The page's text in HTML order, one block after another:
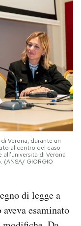
Verona, durante un
al centro del caso
di Verona
(ANSA/ GIORGIO
di legge a
esaminato